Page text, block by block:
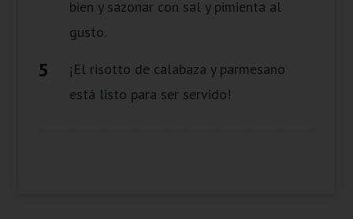
bien y sazonar con sal y pimienta al
gusto.
¡El risotto de calabaza y parmesano
está listo para ser servido!